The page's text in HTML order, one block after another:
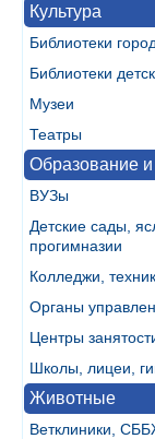
Культура
Библиотеки
Библиотеки
Музеи
Театры
Образование и
ВУЗы
Детские сады,
прогимназии
Колледжи,
Органы
Центры
Школы, лицеи,
Животные
Ветклиники,